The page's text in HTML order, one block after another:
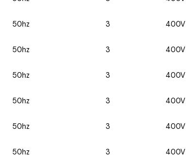
50hz 3 400V
50hz 3 400V
50hz 3 400V
50hz 3 400V
50hz 3 400V
50hz 3 400V